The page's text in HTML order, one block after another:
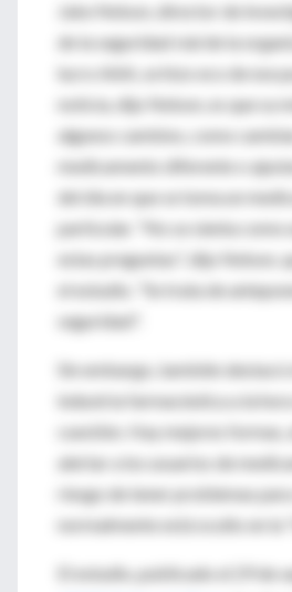
Jake Nelson, director de
de la seguridad vial de la
lucro AAA, se hizo eco de ese
noticia, dijo Nelson, es que su
algunos cambios, como
medicamento diferente o
del día en que se toma un
particular. "No se sienta como
estas preguntas", dijo Nelson,
el estudio. "Se trata de
seguridad".
Sin embargo, también destacó
industria farmacéutica a la
cuestión. Hay mejores
alertar a los usuarios de
riesgo de tener problemas
normalmente está oculto en la
El estudio, publicado el 29 de